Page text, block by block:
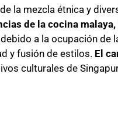
la mezcla étnica y
de la cocina
debido a la ocupación de
y fusión de estilos. El
culturales de